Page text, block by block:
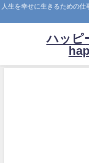
人生を幸せに生きるための
ハッピ